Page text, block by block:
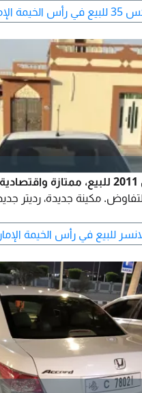
مكينة جديدة، رديتر
للبيع في رأس الخيمة